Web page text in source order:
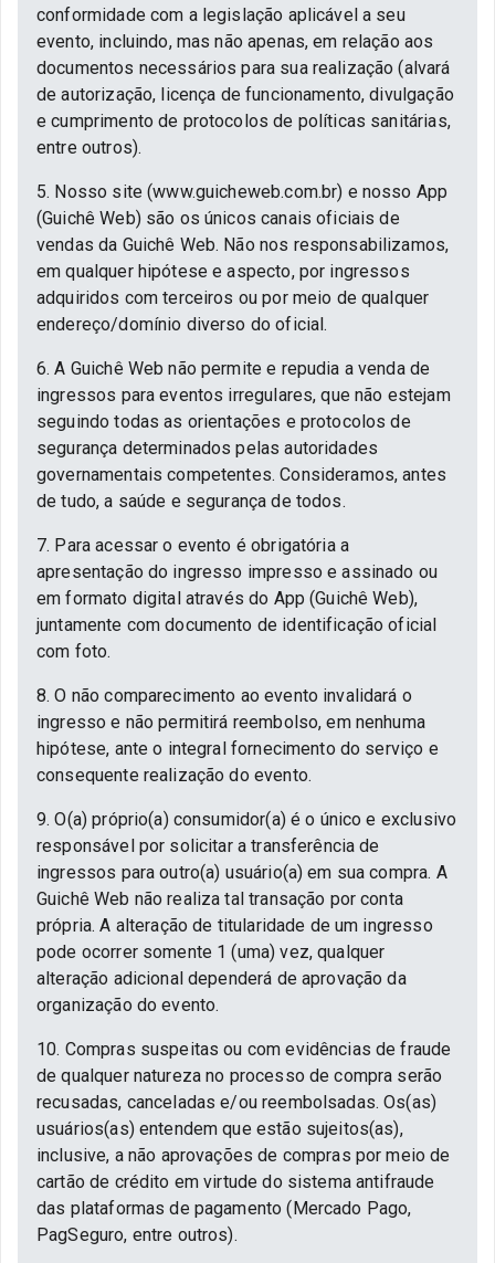
conformidade com a legislação aplicável a seu
evento, incluindo, mas não apenas, em relação aos
documentos necessários para sua realização (alvará
de autorização, licença de funcionamento, divulgação
e cumprimento de protocolos de políticas sanitárias,
entre outros).
5. Nosso site (www.guicheweb.com.br) e nosso App
(Guichê Web) são os únicos canais oficiais de
vendas da Guichê Web. Não nos responsabilizamos,
em qualquer hipótese e aspecto, por ingressos
adquiridos com terceiros ou por meio de qualquer
endereço/domínio diverso do oficial.
6. A Guichê Web não permite e repudia a venda de
ingressos para eventos irregulares, que não estejam
seguindo todas as orientações e protocolos de
segurança determinados pelas autoridades
governamentais competentes. Consideramos, antes
de tudo, a saúde e segurança de todos.
7. Para acessar o evento é obrigatória a
apresentação do ingresso impresso e assinado ou
em formato digital através do App (Guichê Web),
juntamente com documento de identificação oficial
com foto.
8. O não comparecimento ao evento invalidará o
ingresso e não permitirá reembolso, em nenhuma
hipótese, ante o integral fornecimento do serviço e
consequente realização do evento.
9. O(a) próprio(a) consumidor(a) é o único e exclusivo
responsável por solicitar a transferência de
ingressos para outro(a) usuário(a) em sua compra. A
Guichê Web não realiza tal transação por conta
própria. A alteração de titularidade de um ingresso
pode ocorrer somente 1 (uma) vez, qualquer
alteração adicional dependerá de aprovação da
organização do evento.
10. Compras suspeitas ou com evidências de fraude
de qualquer natureza no processo de compra serão
recusadas, canceladas e/ou reembolsadas. Os(as)
usuários(as) entendem que estão sujeitos(as),
inclusive, a não aprovações de compras por meio de
cartão de crédito em virtude do sistema antifraude
das plataformas de pagamento (Mercado Pago,
PagSeguro, entre outros).